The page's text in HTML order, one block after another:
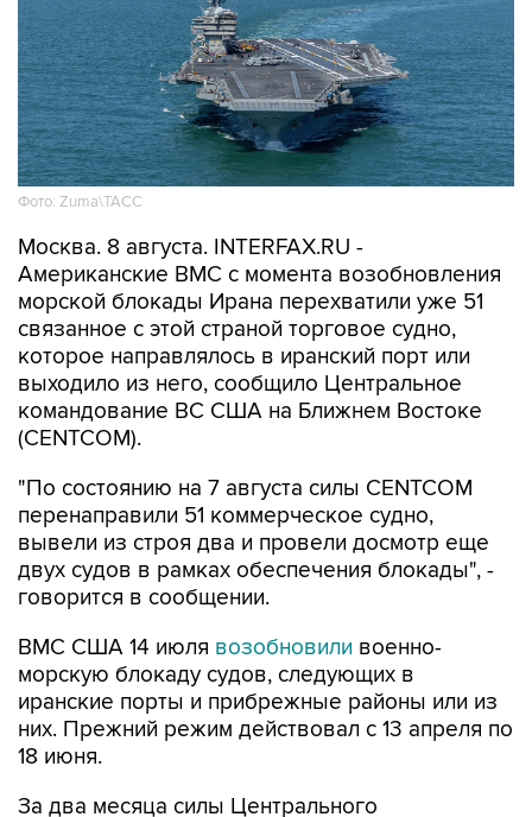
Фото: Zuma\ТАСС
Москва. 8 августа. INTERFAX.RU -
Американские ВМС с момента возобновления
морской блокады Ирана перехватили уже 51
связанное с этой страной торговое судно,
которое направлялось в иранский порт или
выходило из него, сообщило Центральное
командование ВС США на Ближнем Востоке
(CENTCOM).
"По состоянию на 7 августа силы CENTCOM
перенаправили 51 коммерческое судно,
вывели из строя два и провели досмотр еще
двух судов в рамках обеспечения блокады", -
говорится в сообщении.
ВМС США 14 июля возобновили военно-
морскую блокаду судов, следующих в
иранские порты и прибрежные районы или из
них. Прежний режим действовал с 13 апреля по
18 июня.
За два месяца силы Центрального